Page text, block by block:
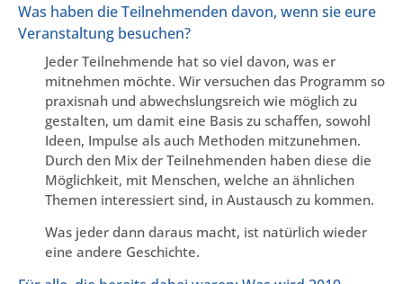
Was haben die Teilnehmenden davon, wenn sie eure
Veranstaltung besuchen?
Jeder Teilnehmende hat so viel davon, was er
mitnehmen möchte. Wir versuchen das Programm so
praxisnah und abwechslungsreich wie möglich zu
gestalten, um damit eine Basis zu schaffen, sowohl
Ideen, Impulse als auch Methoden mitzunehmen.
Durch den Mix der Teilnehmenden haben diese die
Möglichkeit, mit Menschen, welche an ähnlichen
Themen interessiert sind, in Austausch zu kommen.
Was jeder dann daraus macht, ist natürlich wieder
eine andere Geschichte.